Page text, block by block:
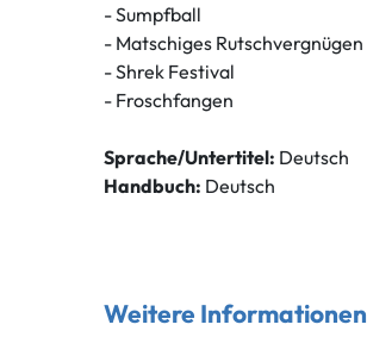
- Sumpfball
- Matschiges Rutschvergnügen
- Shrek Festival
- Froschfangen
Sprache/Untertitel: Deutsch
Handbuch: Deutsch
Weitere Informationen